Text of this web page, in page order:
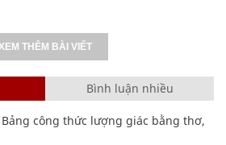
XEM THÊM BÀI VIẾT
Bình luận nhiều
công thức lượng giác bằng thơ,